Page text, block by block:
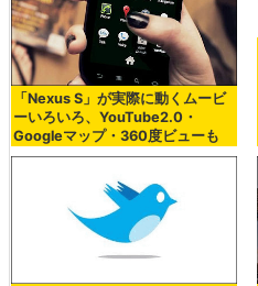
「Nexus S」が実際に動くムービ
ーいろいろ、YouTube2.0・
Googleマップ・360度ビューも